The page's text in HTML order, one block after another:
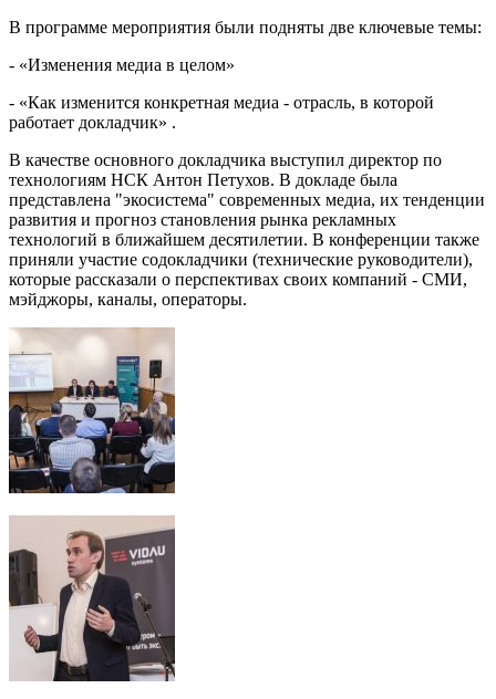
В программе мероприятия были подняты две ключевые темы:
- «Изменения медиа в целом»
- «Как изменится конкретная медиа - отрасль, в которой
работает докладчик» .
В качестве основного докладчика выступил директор по
технологиям НСК Антон Петухов. В докладе была
представлена "экосистема" современных медиа, их тенденции
развития и прогноз становления рынка рекламных
технологий в ближайшем десятилетии. В конференции также
приняли участие содокладчики (технические руководители),
которые рассказали о перспективах своих компаний - СМИ,
мэйджоры, каналы, операторы.